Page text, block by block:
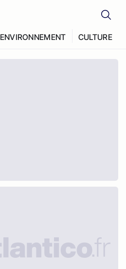
ENVIRONNEMENT CULTURE